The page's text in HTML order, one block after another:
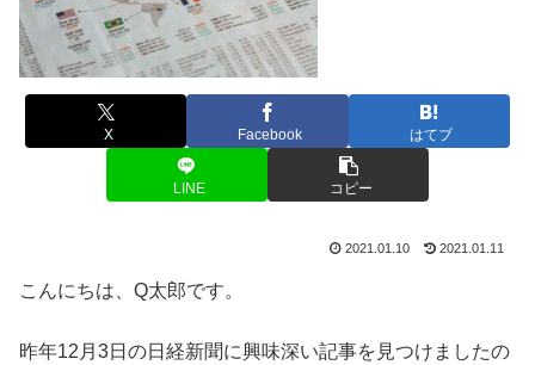
X Facebook はてブ
LINE コピー
2021.01.10 2021.01.11
こんにちは、Q太郎です。
昨年12月3日の日経新聞に興味深い記事を見つけましたの